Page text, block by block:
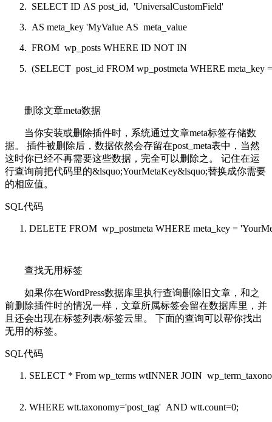
SELECT ID AS post_id, 'UniversalCustomField'
AS meta_key 'MyValue AS meta_value
FROM wp_posts WHERE ID NOT IN
(SELECT post_id FROM wp_postmeta WHERE meta_key
删除文章meta数据
当你安装或删除插件时，系统通过文章meta标签存储数
据。 插件被删除后，数据依然会存留在post_meta表中，当然
这时你已经不再需要这些数据，完全可以删除之。 记住在运
行查询前把代码里的&lsquo;YourMetaKey&lsquo;替换成你需要
的相应值。
SQL代码
DELETE FROM wp_postmeta WHERE meta_key =
查找无用标签
如果你在WordPress数据库里执行查询删除旧文章，和之
前删除插件时的情况一样，文章所属标签会留在数据库里，并
且还会出现在标签列表/标签云里。 下面的查询可以帮你找出
无用的标签。
SQL代码
SELECT * From wp_terms wtINNER JOIN
WHERE wtt.taxonomy='post_tag' AND wtt.count=0;